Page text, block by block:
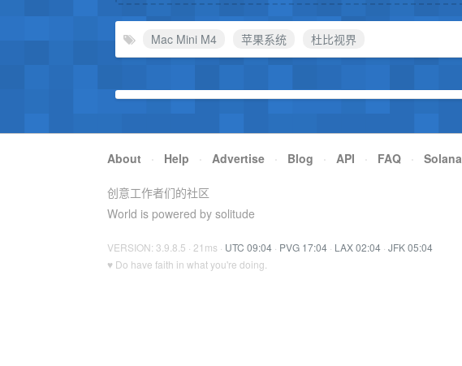
Mac Mini M4 苹果系统 杜比视界
About · Help · Advertise · Blog · API · FAQ · Solana
创意工作者们的社区
World is powered by solitude
VERSION: 3.9.8.5 · 21ms · UTC 09:04 · PVG 17:04 · LAX 02:04 · JFK 05:04
♥ Do have faith in what you're doing.